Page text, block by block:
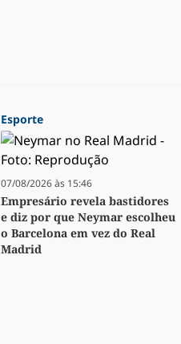
Esporte
07/08/2026 às 15:46
Empresário revela bastidores
e diz por que Neymar escolheu
o Barcelona em vez do Real
Madrid